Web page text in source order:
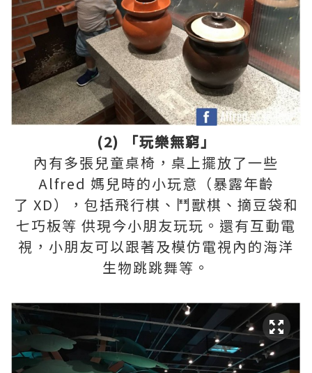
(2) 「玩樂無窮」
內有多張兒童桌椅，桌上擺放了一些
Alfred 媽兒時的小玩意 （暴露年齡
了 XD） ， 包括飛行棋、鬥獸棋、 摘豆袋和
七巧板等 供現今小朋友玩玩。還有互動電
視，小朋友可以跟著及模仿電視內的海洋
生物跳跳舞等。